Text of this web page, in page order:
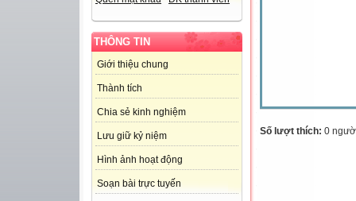
THÔNG TIN
Giới thiệu chung
Thành tích
Chia sẻ kinh nghiệm
Lưu giữ kỷ niệm
Hình ảnh hoạt động
Soạn bài trực tuyến
Số lượt thích: 0